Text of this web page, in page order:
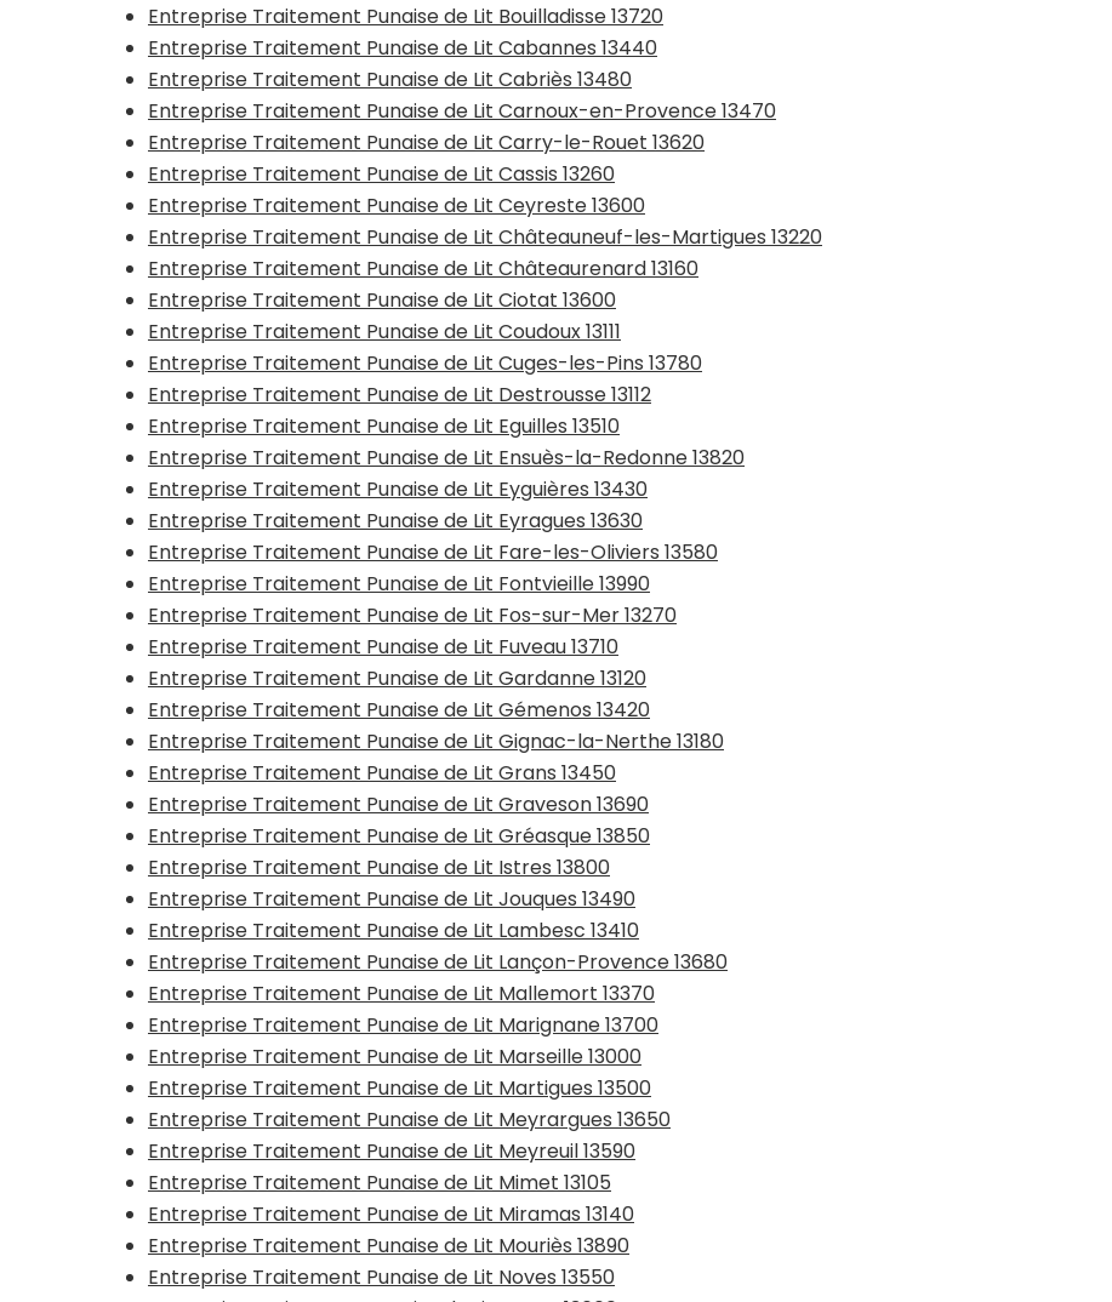
Entreprise Traitement Punaise de Lit Bouilladisse 13720
Entreprise Traitement Punaise de Lit Cabannes 13440
Entreprise Traitement Punaise de Lit Cabriès 13480
Entreprise Traitement Punaise de Lit Carnoux-en-Provence 13470
Entreprise Traitement Punaise de Lit Carry-le-Rouet 13620
Entreprise Traitement Punaise de Lit Cassis 13260
Entreprise Traitement Punaise de Lit Ceyreste 13600
Entreprise Traitement Punaise de Lit Châteauneuf-les-Martigues 13220
Entreprise Traitement Punaise de Lit Châteaurenard 13160
Entreprise Traitement Punaise de Lit Ciotat 13600
Entreprise Traitement Punaise de Lit Coudoux 13111
Entreprise Traitement Punaise de Lit Cuges-les-Pins 13780
Entreprise Traitement Punaise de Lit Destrousse 13112
Entreprise Traitement Punaise de Lit Eguilles 13510
Entreprise Traitement Punaise de Lit Ensuès-la-Redonne 13820
Entreprise Traitement Punaise de Lit Eyguières 13430
Entreprise Traitement Punaise de Lit Eyragues 13630
Entreprise Traitement Punaise de Lit Fare-les-Oliviers 13580
Entreprise Traitement Punaise de Lit Fontvieille 13990
Entreprise Traitement Punaise de Lit Fos-sur-Mer 13270
Entreprise Traitement Punaise de Lit Fuveau 13710
Entreprise Traitement Punaise de Lit Gardanne 13120
Entreprise Traitement Punaise de Lit Gémenos 13420
Entreprise Traitement Punaise de Lit Gignac-la-Nerthe 13180
Entreprise Traitement Punaise de Lit Grans 13450
Entreprise Traitement Punaise de Lit Graveson 13690
Entreprise Traitement Punaise de Lit Gréasque 13850
Entreprise Traitement Punaise de Lit Istres 13800
Entreprise Traitement Punaise de Lit Jouques 13490
Entreprise Traitement Punaise de Lit Lambesc 13410
Entreprise Traitement Punaise de Lit Lançon-Provence 13680
Entreprise Traitement Punaise de Lit Mallemort 13370
Entreprise Traitement Punaise de Lit Marignane 13700
Entreprise Traitement Punaise de Lit Marseille 13000
Entreprise Traitement Punaise de Lit Martigues 13500
Entreprise Traitement Punaise de Lit Meyrargues 13650
Entreprise Traitement Punaise de Lit Meyreuil 13590
Entreprise Traitement Punaise de Lit Mimet 13105
Entreprise Traitement Punaise de Lit Miramas 13140
Entreprise Traitement Punaise de Lit Mouriès 13890
Entreprise Traitement Punaise de Lit Noves 13550